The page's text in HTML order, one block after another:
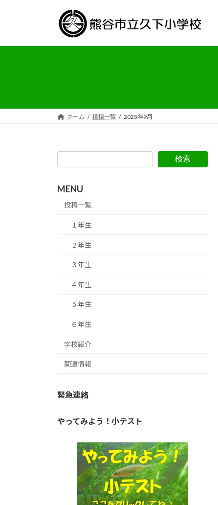
プ
動
ホーム 投稿一覧 2025年9月
検索
MENU
投稿一覧
１年生
２年生
３年生
４年生
５年生
６年生
学校紹介
関連情報
緊急連絡
やってみよう！小テスト